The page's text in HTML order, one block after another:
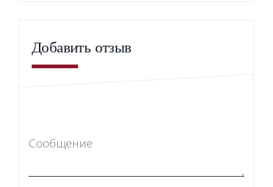
Добавить отзыв